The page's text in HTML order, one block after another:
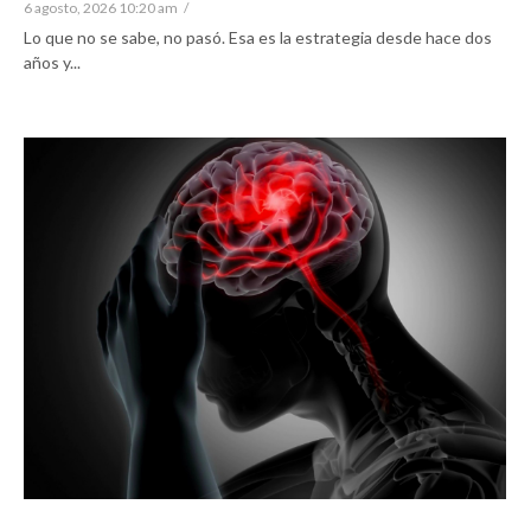
6 agosto, 2026 10:20 am /
Lo que no se sabe, no pasó. Esa es la estrategia desde hace dos
años y...